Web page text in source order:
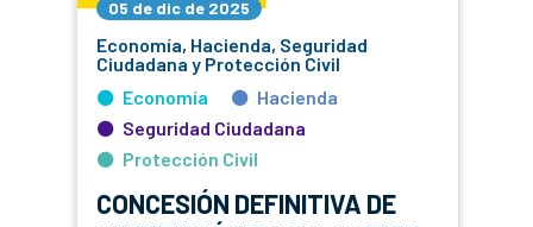
05 de dic de 2025
Economía, Hacienda, Seguridad
Ciudadana y Protección Civil
Economía
Hacienda
Seguridad Ciudadana
Protección Civil
CONCESIÓN DEFINITIVA DE